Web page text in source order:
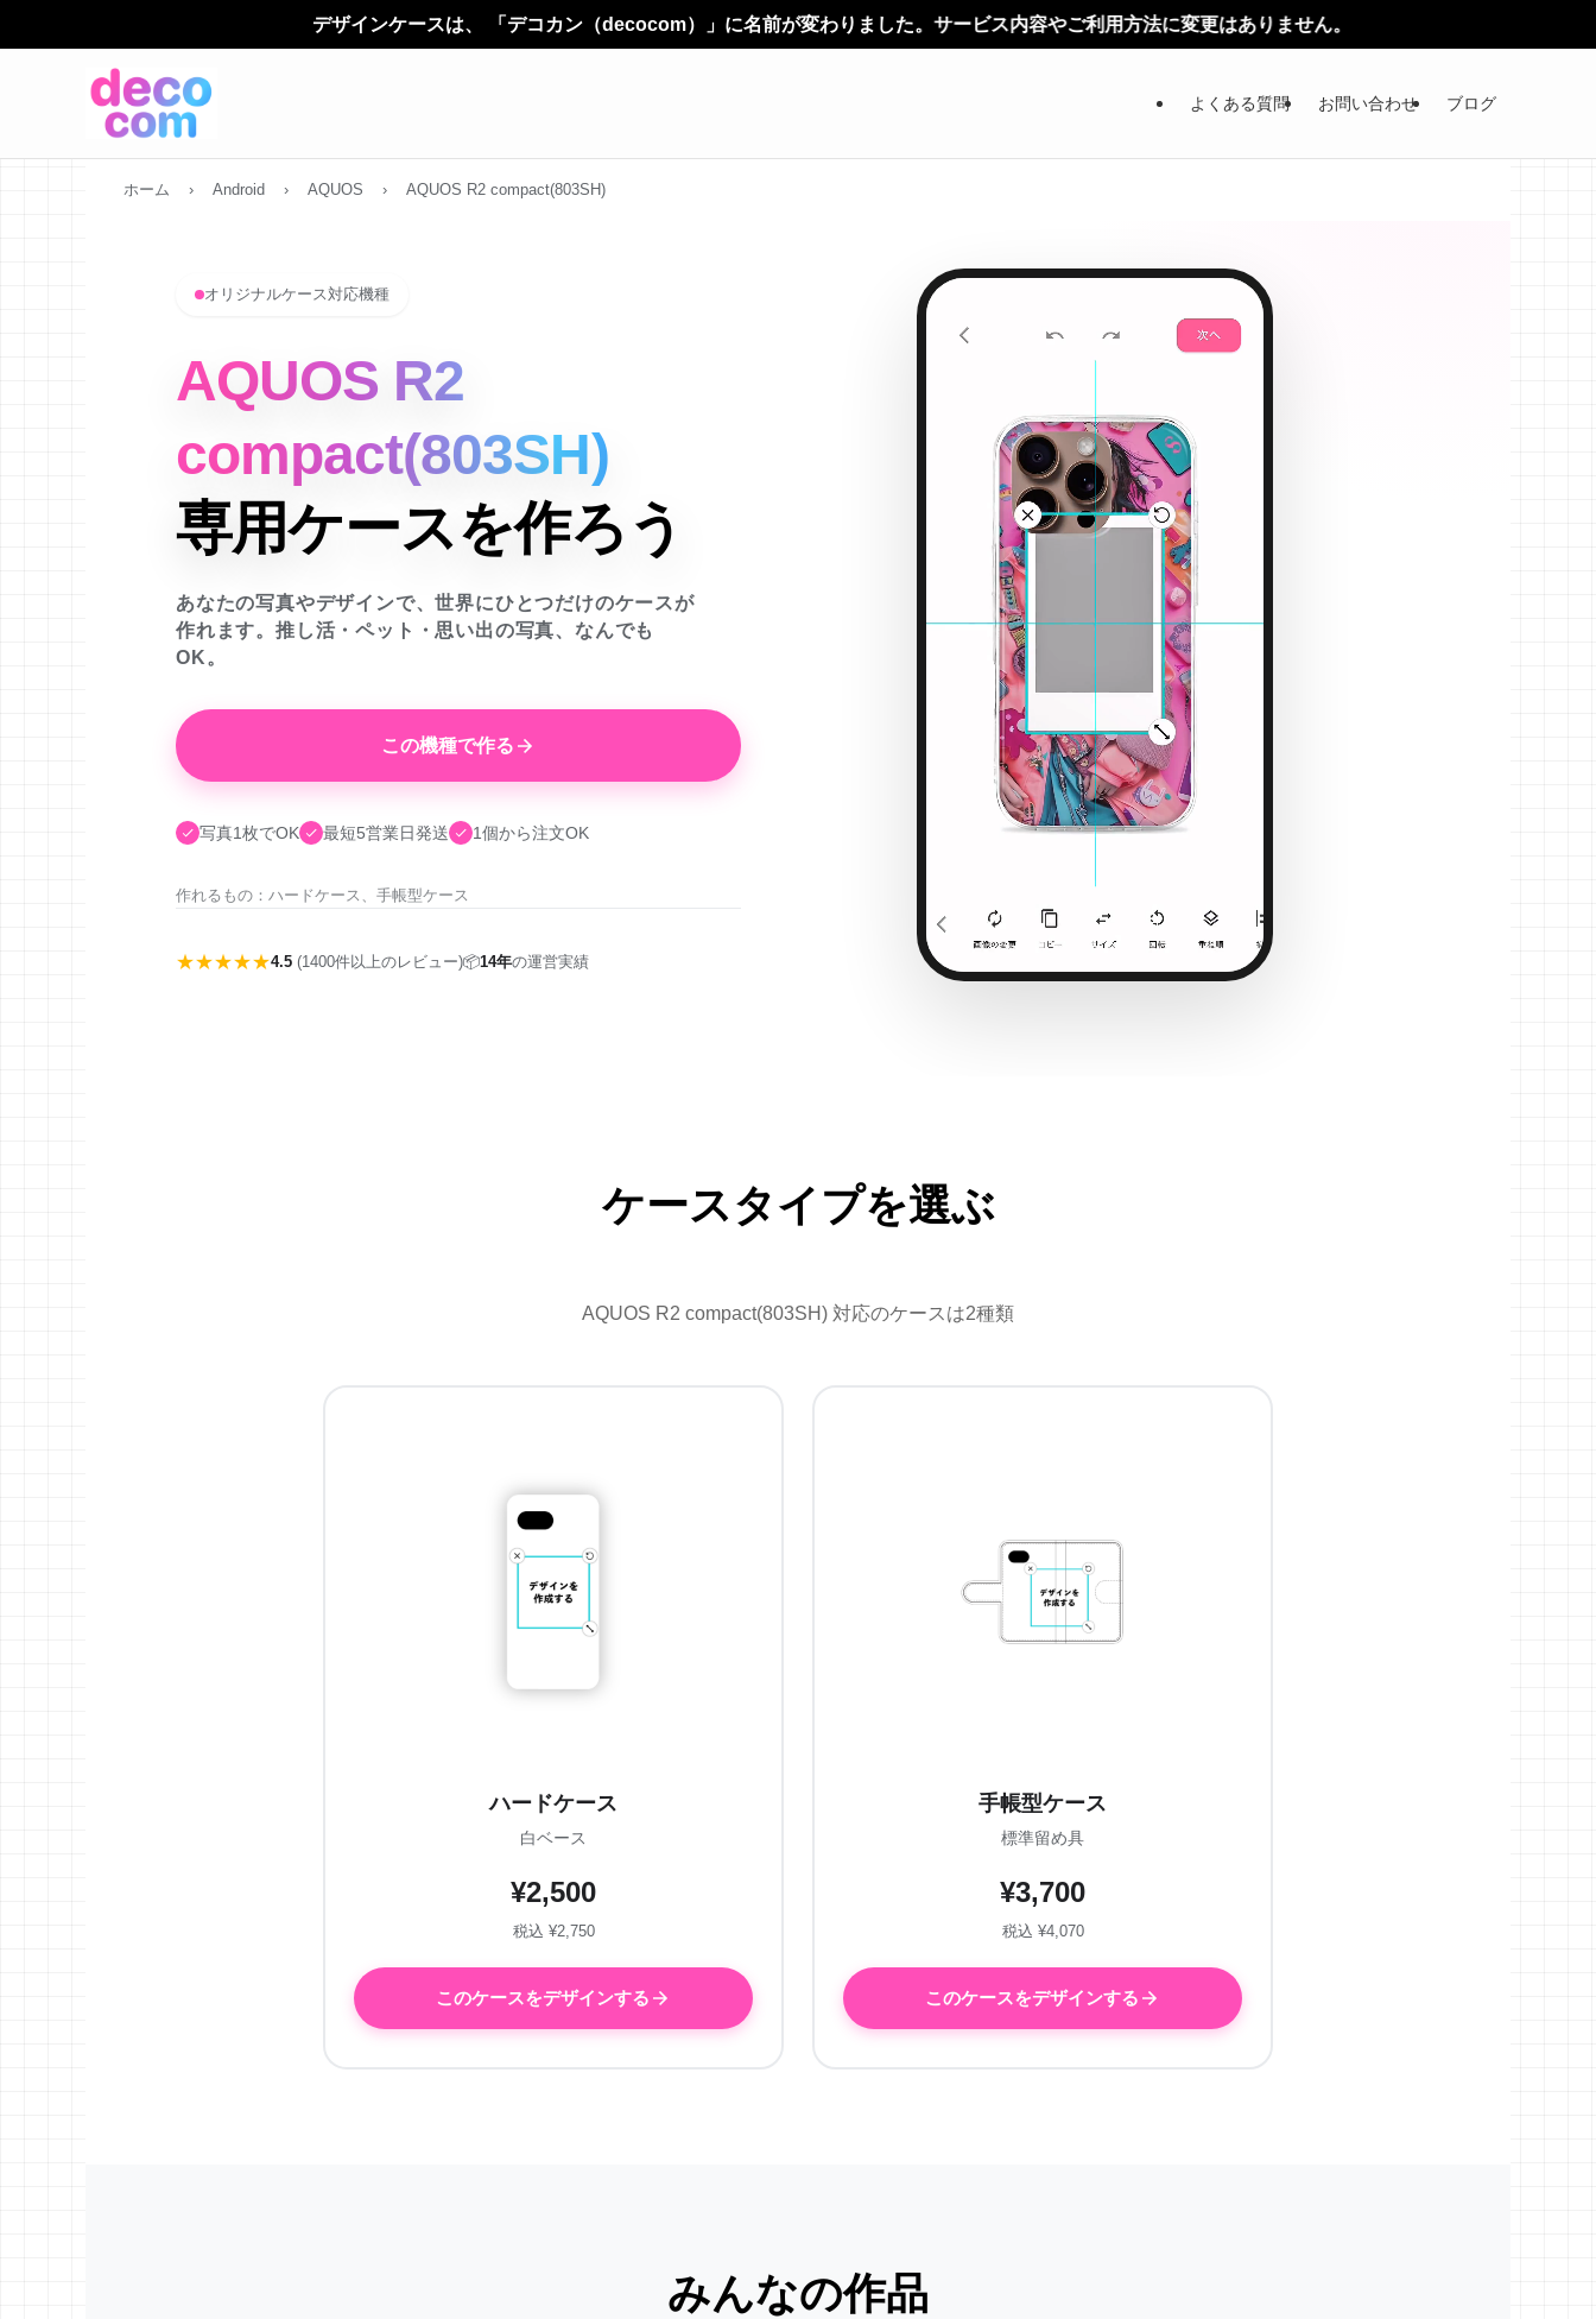
デザインケースは、 「デコカン（decocom）」に名前が変わりました。サービス内容やご利用方法に変更はありません。
よくある質問 お問い合わせ ブログ
ホーム › Android › AQUOS › AQUOS R2 compact(803SH)
オリジナルケース対応機種
AQUOS R2
compact(803SH)
専用ケースを作ろう
あなたの写真やデザインで、世界にひとつだけのケースが
作れます。推し活・ペット・思い出の写真、なんでも
OK。
この機種で作る
写真1枚でOK 最短5営業日発送 1個から注文OK
作れるもの：ハードケース、手帳型ケース
★★★★★4.5 (1400件以上のレビュー)📦14年の運営実績
ケースタイプを選ぶ
AQUOS R2 compact(803SH) 対応のケースは2種類
ハードケース
白ベース
¥2,500
税込 ¥2,750
このケースをデザインする
手帳型ケース
標準留め具
¥3,700
税込 ¥4,070
このケースをデザインする
みんなの作品